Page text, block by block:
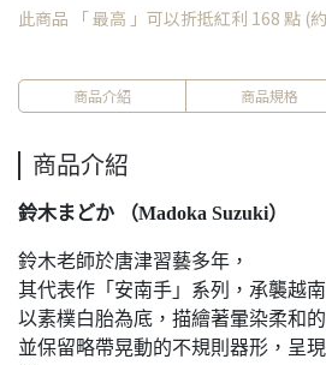
此商品 「 最高 」可以折抵紅利 168 點 (
商品介紹 商品規格
商品介紹
鈴木まどか （Madoka Suzuki）
鈴木老師於唐津習藝多年，
其代表作「安南手」系列，承襲越
以素樸白胎為底，描繪著暈染柔和的
並保留略帶晃動的不規則器形，呈